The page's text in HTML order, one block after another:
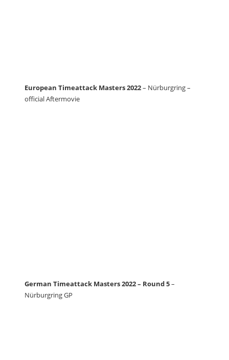
European Timeattack Masters 2022– Nürburgring –
official Aftermovie
German Timeattack Masters 2022 – Round 5–
Nürburgring GP